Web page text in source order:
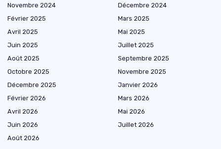
Novembre 2024
Décembre 2024
Février 2025
Mars 2025
Avril 2025
Mai 2025
Juin 2025
Juillet 2025
Août 2025
Septembre 2025
Octobre 2025
Novembre 2025
Décembre 2025
Janvier 2026
Février 2026
Mars 2026
Avril 2026
Mai 2026
Juin 2026
Juillet 2026
Août 2026